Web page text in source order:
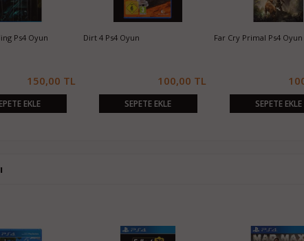
Ps4 Oyun
150,00 TL
EKLE
Dirt 4 Ps4 Oyun
100,00 TL
SEPETE EKLE
Far Cry Primal Ps4 Oyun
SEPETE EKLE